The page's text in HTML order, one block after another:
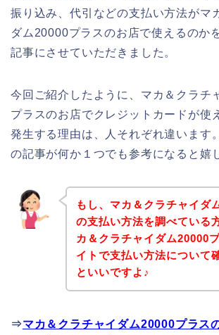
振り込み、代引などの支払い方法がマ
ダム20000プラスのお店で使えるのか
記事にさせていただきました。
今回ご紹介したように、マカ＆クラチ
プラスのお店でクレジットカードが使
発生する理由は、人それぞれ違います
の記事が何か１つでも参考になると嬉
もし、マカ＆クラチャイダ
の支払い方法を調べている
カ＆クラチャイダム20000
イトで支払い方法について
といいですよ♪
⇒マカ＆クラチャイダム20000プラス